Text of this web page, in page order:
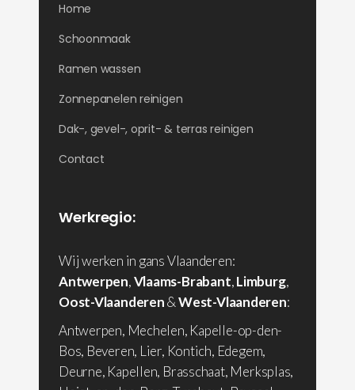
Home
Schoonmaak
Ramen wassen
Zonnepanelen reinigen
Dak-, gevel-, oprit- & terras reinigen
Contact
Werkregio:
Wij werken in gans Vlaanderen:
Antwerpen,Vlaams-Brabant,Limburg,
Oost-Vlaanderen&West-Vlaanderen:
Antwerpen, Mechelen, Kapelle-op-den-
Bos, Beveren, Lier, Kontich, Edegem,
Deurne, Kapellen, Brasschaat, Merksplas,